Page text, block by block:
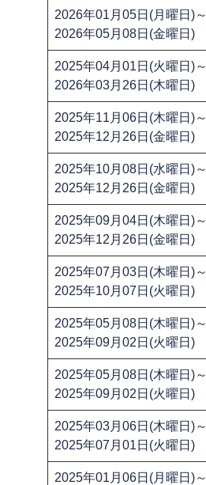
2026年01月05日(月曜日)～
2026年05月08日(金曜日)
2025年04月01日(火曜日)～
2026年03月26日(木曜日)
2025年11月06日(木曜日)～
2025年12月26日(金曜日)
2025年10月08日(水曜日)～
2025年12月26日(金曜日)
2025年09月04日(木曜日)～
2025年12月26日(金曜日)
2025年07月03日(木曜日)～
2025年10月07日(火曜日)
2025年05月08日(木曜日)～
2025年09月02日(火曜日)
2025年05月08日(木曜日)～
2025年09月02日(火曜日)
2025年03月06日(木曜日)～
2025年07月01日(火曜日)
2025年01月06日(月曜日)～